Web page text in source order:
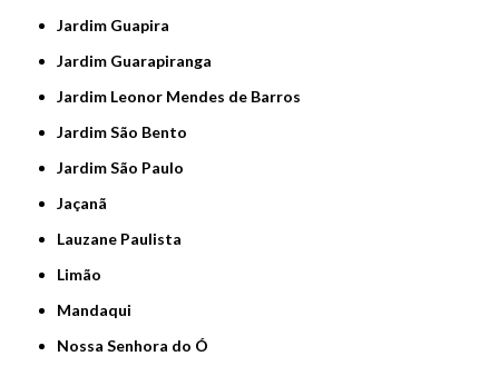
Jardim Guapira
Jardim Guarapiranga
Jardim Leonor Mendes de Barros
Jardim São Bento
Jardim São Paulo
Jaçanã
Lauzane Paulista
Limão
Mandaqui
Nossa Senhora do Ó